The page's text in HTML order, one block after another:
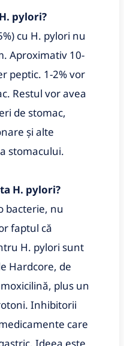
pylori?
cu H. pylori nu
Aproximativ 10-
peptic. 1-2% vor
Restul vor avea
de stomac,
și alte
stomacului.
H. pylori?
bacterie, nu
faptul că
H. pylori sunt
Hardcore, de
plus un
Inhibitorii
care